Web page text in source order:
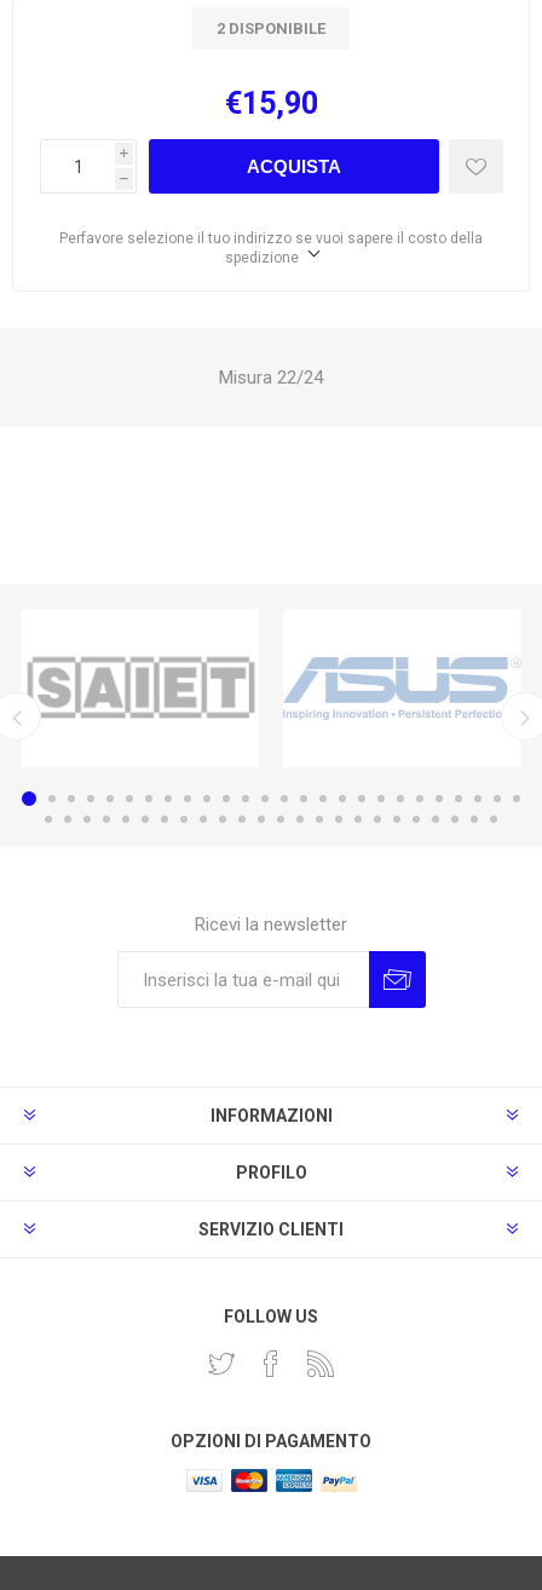
2 DISPONIBILE
€15,90
i
h
ACQUISTA
Perfavore selezione il tuo indirizzo se vuoi sapere il costo della
spedizione
Misura 22/24
Ricevi la newsletter
INFORMAZIONI
PROFILO
SERVIZIO CLIENTI
FOLLOW US
OPZIONI DI PAGAMENTO